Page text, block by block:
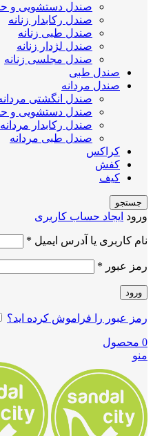
صندل دستشویی و
صندل رکابدار زنانه
صندل طبی زنانه
صندل لژدار زنانه
صندل مجلسی زنانه
صندل طبی
صندل مردانه
صندل انگشتی
صندل دستشویی و
صندل رکابدار مردانه
صندل طبی مردانه
کراکس
کفش
کیف
جستجو
ورود ایجاد حساب کاربری
نام کاربری یا آدرس ایمیل *
رمز عبور *
ورود
رمز عبور را فراموش کرده اید؟
0 محصول
منو